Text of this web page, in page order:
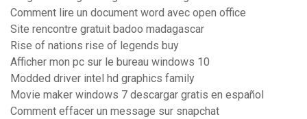
Comment lire un document word avec open office
Site rencontre gratuit badoo madagascar
Rise of nations rise of legends buy
Afficher mon pc sur le bureau windows 10
Modded driver intel hd graphics family
Movie maker windows 7 descargar gratis en español
Comment effacer un message sur snapchat